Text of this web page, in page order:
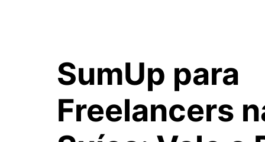
SumUp para
Freelancers